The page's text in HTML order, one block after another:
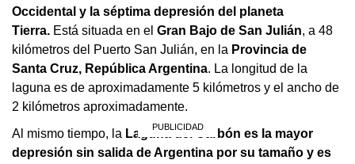
Occidental y la séptima depresión del planeta
Tierra. Está situada en el Gran Bajo de San Julián, a 48
kilómetros del Puerto San Julián, en la Provincia de
Santa Cruz, República Argentina. La longitud de la
laguna es de aproximadamente 5 kilómetros y el ancho de
2 kilómetros aproximadamente.
Al mismo tiempo, la Laguna del Carbón es la mayor
depresión sin salida de Argentina por su tamaño y es